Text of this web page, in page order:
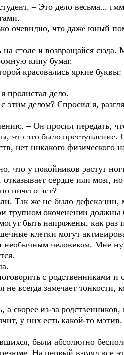
– Это дело весьма...
очевидно, что даже юный
столе и возвращайся сюда.
кипу бумаг.
красовались яркие
пролистал дело.
этим делом? Спросил я,
– Он просил передать,
что это было преступление.
нет никакого физического
что у покойников растут
сердце или мозг,
ничего нет?
Так же не было дефекации,
трупном окоченении
быть напряжены, как раз
клетки могут
человеком. Мне
с родственниками и
всегда замечает тонкости,
скорее из-за родственников,
у них есть какой-то мотив.
были абсолютно
На первый взгляд все